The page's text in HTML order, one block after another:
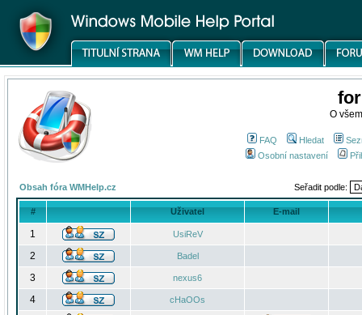
O
FAQ Hledat
Osobní nastavení
Obsah fóra WMHelp.cz Seřadit podle:
# Uživatel E-mail
1 UsiReV
2 Badel
3 nexus6
4 cHaOOs